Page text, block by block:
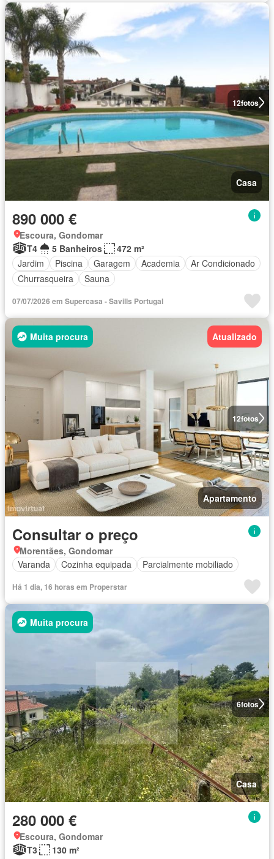
12fotos
Casa
890 000 €
Escoura, Gondomar
T4
5 Banheiros
472 m²
Jardim
Piscina Garagem Academia
Ar Condicionado
Churrasqueira
Sauna
07/07/2026 em Supercasa - Savills Portugal
12fotos
Muita procura Atualizado
Apartamento
Consultar o preço
Morentães, Gondomar
Varanda
Cozinha equipada Parcialmente mobiliado
Há 1 dia, 16 horas em Properstar
6fotos
Muita procura
Casa
280 000 €
Escoura, Gondomar
T3
130 m²